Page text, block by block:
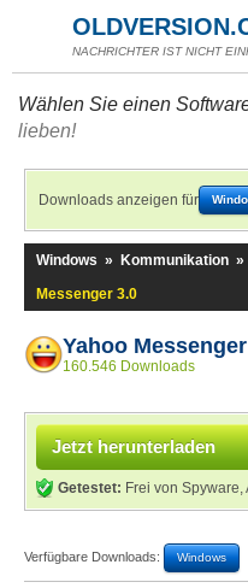
NACHRICHTER IST NICHT
Wählen Sie einen
lieben!
Downloads anzeigen für
Windows » Kommunikation »
Messenger 3.0
Yahoo
160.546 Downloads
Jetzt herunterladen
Getestet: Frei von
Verfügbare Downloads: Windows